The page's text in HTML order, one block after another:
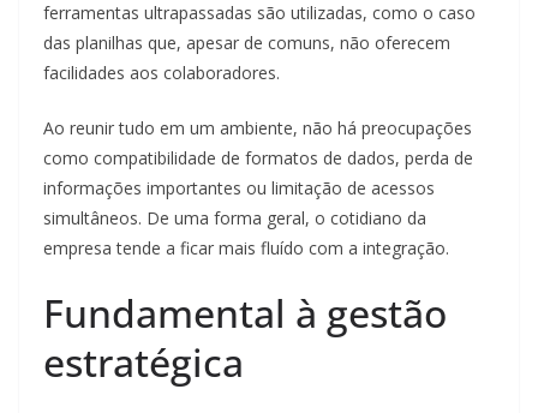
ferramentas ultrapassadas são utilizadas, como o caso
das planilhas que, apesar de comuns, não oferecem
facilidades aos colaboradores.
Ao reunir tudo em um ambiente, não há preocupações
como compatibilidade de formatos de dados, perda de
informações importantes ou limitação de acessos
simultâneos. De uma forma geral, o cotidiano da
empresa tende a ficar mais fluído com a integração.
Fundamental à gestão
estratégica